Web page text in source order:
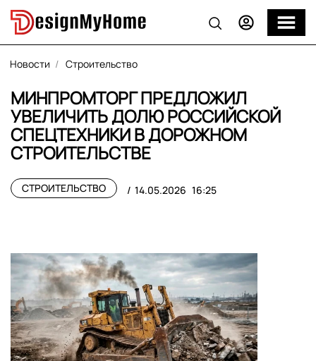
Новости Строительство
МИНПРОМТОРГ ПРЕДЛОЖИЛ
УВЕЛИЧИТЬ ДОЛЮ РОССИЙСКОЙ
СПЕЦТЕХНИКИ В ДОРОЖНОМ
СТРОИТЕЛЬСТВЕ
СТРОИТЕЛЬСТВО 14.05.2026 16:25